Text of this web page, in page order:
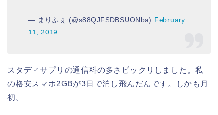
— まりふぇ (@s88QJFSDBSUONba) February
11, 2019
スタディサプリの通信料の多さビックリしました。私
の格安スマホ2GBが3日で消し飛んだんです。しかも月
初。